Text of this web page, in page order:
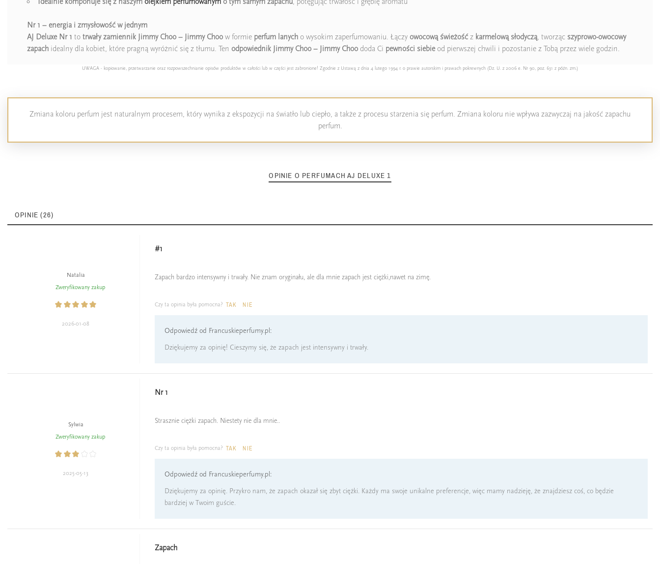
Nr 1 – energia i zmysłowość w jednym
AJ Deluxe Nr 1 to trwały zamiennik Jimmy Choo – Jimmy Choo w formie perfum lanych o wysokim zaperfumowaniu. Łączy owocową świeżośćz karmelową słodyczą, tworząc szyprowo-owocowy
zapach idealny dla kobiet, które pragną wyróżnić się z tłumu. Ten odpowiednik Jimmy Choo – Jimmy Choo doda Ci pewności siebieod pierwszej chwili i pozostanie z Tobą przez wiele godzin.
UWAGA - kopiowanie, przetwarzanie oraz rozpowszechnianie opisów produktów w całości lub w części jest zabronione! Zgodnie z Ustawą z dnia 4 lutego 1994 r. o prawie autorskim i prawach pokrewnych (Dz. U. z 2006 e. Nr 90, poz. 631 z późn. zm.)
Zmiana koloru perfum jest naturalnym procesem, który wynika z ekspozycji na światło lub ciepło, a także z procesu starzenia się perfum. Zmiana koloru nie wpływa zazwyczaj na jakość zapachu
perfum.
OPINIE O PERFUMACH AJ DELUXE 1
OPINIE (26)
Natalia
Zweryfikowany zakup
2026-01-08
#1
Zapach bardzo intensywny i trwały. Nie znam oryginału, ale dla mnie zapach jest ciężki,nawet na zimę.
Czy ta opinia była pomocna? TAK NIE
Odpowiedź od Francuskieperfumy.pl:
Dziękujemy za opinię! Cieszymy się, że zapach jest intensywny i trwały.
Sylwia
Zweryfikowany zakup
2025-05-13
Nr 1
Strasznie ciężki zapach. Niestety nie dla mnie..
Czy ta opinia była pomocna? TAK NIE
Odpowiedź od Francuskieperfumy.pl:
Dziękujemy za opinię. Przykro nam, że zapach okazał się zbyt ciężki. Każdy ma swoje unikalne preferencje, więc mamy nadzieję, że znajdziesz coś, co będzie
bardziej w Twoim guście.
Zapach